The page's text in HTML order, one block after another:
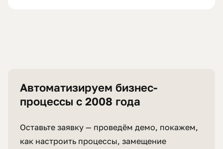
Автоматизируем бизнес-
процессы с 2008 года
Оставьте заявку — проведём демо, покажем,
как настроить процессы, замещение